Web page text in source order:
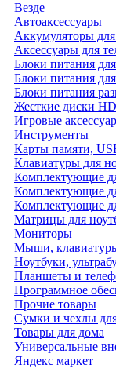
Везде
Автоаксессуары
Аккумуляторы для
Аксессуары для
Блоки питания
Блоки питания
Блоки питания
Жесткие диски
Игровые
Инструменты
Карты памяти,
Клавиатуры для
Комплектующие
Комплектующие
Комплектующие
Матрицы для
Мониторы
Мыши,
Ноутбуки,
Планшеты и
Программное
Прочие товары
Сумки и чехлы
Товары для дома
Универсальные
Яндекс маркет